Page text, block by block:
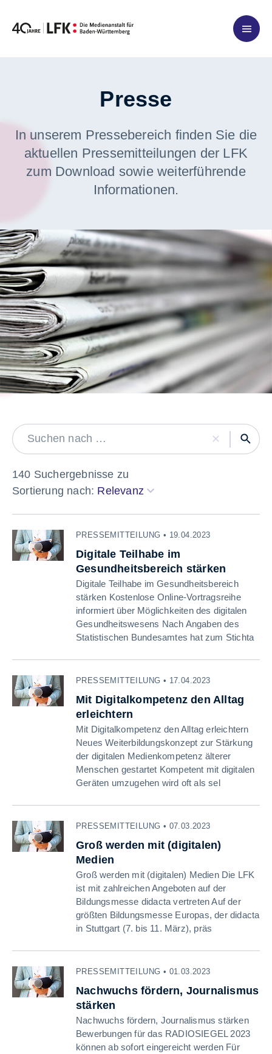
Zum Inhalt springen
Presse
In unserem Pressebereich finden Sie die
aktuellen Pressemitteilungen der LFK
zum Download sowie weiterführende
Informationen.
LABEL
140 Suchergebnisse zu
Sortierung nach: Relevanz
PRESSEMITTEILUNG • 19.04.2023
Digitale Teilhabe im
Gesundheitsbereich stärken
Digitale Teilhabe im Gesundheitsbereich
stärken Kostenlose Online-Vortragsreihe
informiert über Möglichkeiten des digitalen
Gesundheitswesens Nach Angaben des
Statistischen Bundesamtes hat zum Stichta
PRESSEMITTEILUNG • 17.04.2023
Mit Digitalkompetenz den Alltag
erleichtern
Mit Digitalkompetenz den Alltag erleichtern
Neues Weiterbildungskonzept zur Stärkung
der digitalen Medienkompetenz älterer
Menschen gestartet Kompetent mit digitalen
Geräten umzugehen wird oft als sel
PRESSEMITTEILUNG • 07.03.2023
Groß werden mit (digitalen)
Medien
Groß werden mit (digitalen) Medien Die LFK
ist mit zahlreichen Angeboten auf der
Bildungsmesse didacta vertreten Auf der
größten Bildungsmesse Europas, der didacta
in Stuttgart (7. bis 11. März), präs
PRESSEMITTEILUNG • 01.03.2023
Nachwuchs fördern, Journalismus
stärken
Nachwuchs fördern, Journalismus stärken
Bewerbungen für das RADIOSIEGEL 2023
können ab sofort eingereicht werden Für